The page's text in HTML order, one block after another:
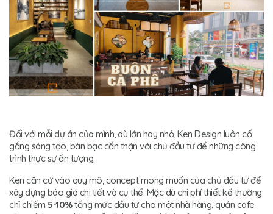
Đối với mỗi dự án của mình, dù lớn hay nhỏ, Ken Design luôn cố
gắng sáng tạo, bàn bạc cẩn thận với chủ đầu tư để những công
trình thực sự ấn tượng.
Ken căn cứ vào quy mô, concept mong muốn của chủ đầu tư để
xây dựng báo giá chi tiết và cụ thể. Mặc dù chi phí thiết kế thường
chỉ chiếm 5-10%tổng mức đầu tư cho một nhà hàng, quán cafe